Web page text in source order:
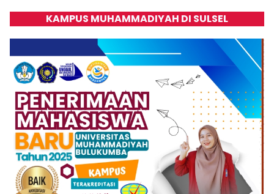
KAMPUS MUHAMMADIYAH DI SULSEL